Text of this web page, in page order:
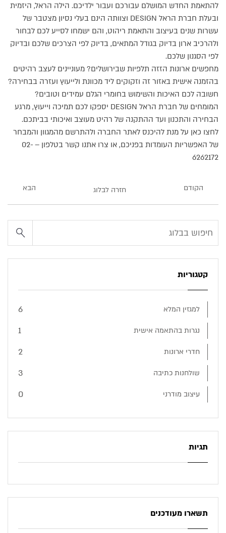
להתאמת החדש המושלם עבורכם ועבור ילדיכם. הילה הראל, היזמית
ובעלת חברת הראל DESIGN וצוותה הינם בעלי נסיון מצטבר של
עשרות שנים בעיצוב והתאמת ריהוט, והם ישמחו לסייע לכם לבחור
ולהרכיב ארון בדיוק בגודל המתאים, בדיוק לפי הצרכים שלכם ובדיוק
לפי הסגנון שלכם.
מחפשים ארונות הזזה תלפיות שבירושלים? מעוניינים לעצב רהיטים
בהזמנה אישית באזור זה וזקוקים ליד מכוונת ולייעוץ ועזרה בבחירה?
חשובה לכם האיכות והשימוש בחומרי הגלם עמידים וטובים?
המומחים של חברת הראל DESIGN יספקו לכם תמיכה וייעוץ, מרגע
הבחירה והתכנון ועד ההתקנה של רהיט מעוצב ואיכותי בביתכם.
לחצו כאן על מנת להיכנס לאתר החברה ולהתרשם מהמגוון והמבחר
של האפשריות העומדות בפניכם, או צרו אתנו קשר בטלפון – 02-
6262172
הקודם חזרה לבלוג הבא
קטגוריות
למגזין המלא 6
נגרות בהתאמה אישית 1
חדרי ארונות 2
שולחנות כתיבה 3
עיצוב מודרני 0
תגיות
תשארו מעודכנים